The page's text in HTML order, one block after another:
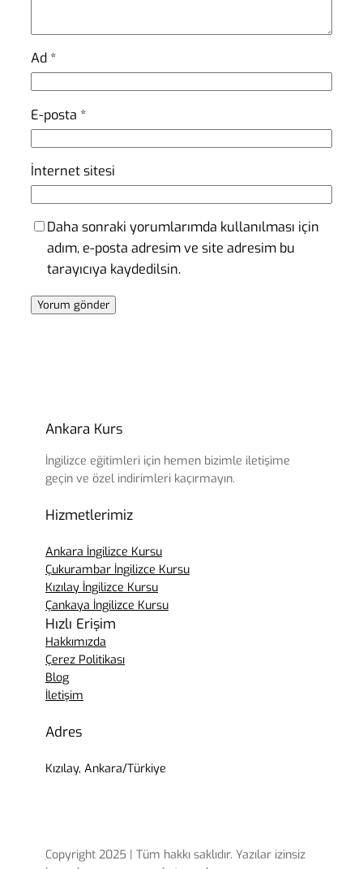
Ad *
E-posta *
İnternet sitesi
Daha sonraki yorumlarımda kullanılması için
adım, e-posta adresim ve site adresim bu
tarayıcıya kaydedilsin.
Ankara Kurs
İngilizce eğitimleri için hemen bizimle iletişime
geçin ve özel indirimleri kaçırmayın.
Hizmetlerimiz
Ankara İngilizce Kursu
Çukurambar İngilizce Kursu
Kızılay İngilizce Kursu
Çankaya İngilizce Kursu
Hızlı Erişim
Hakkımızda
Çerez Politikası
Blog
İletişim
Adres
Kızılay, Ankara/Türkiye
Copyright 2025 | Tüm hakkı saklıdır. Yazılar izinsiz